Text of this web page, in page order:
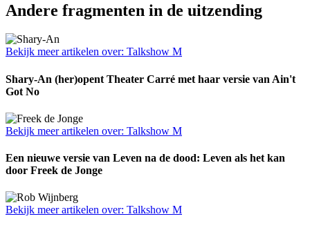
Andere fragmenten in de uitzending
Bekijk meer artikelen over: Talkshow M
Shary-An (her)opent Theater Carré met haar versie van Ain't
Got No
Bekijk meer artikelen over: Talkshow M
Een nieuwe versie van Leven na de dood: Leven als het kan
door Freek de Jonge
Bekijk meer artikelen over: Talkshow M